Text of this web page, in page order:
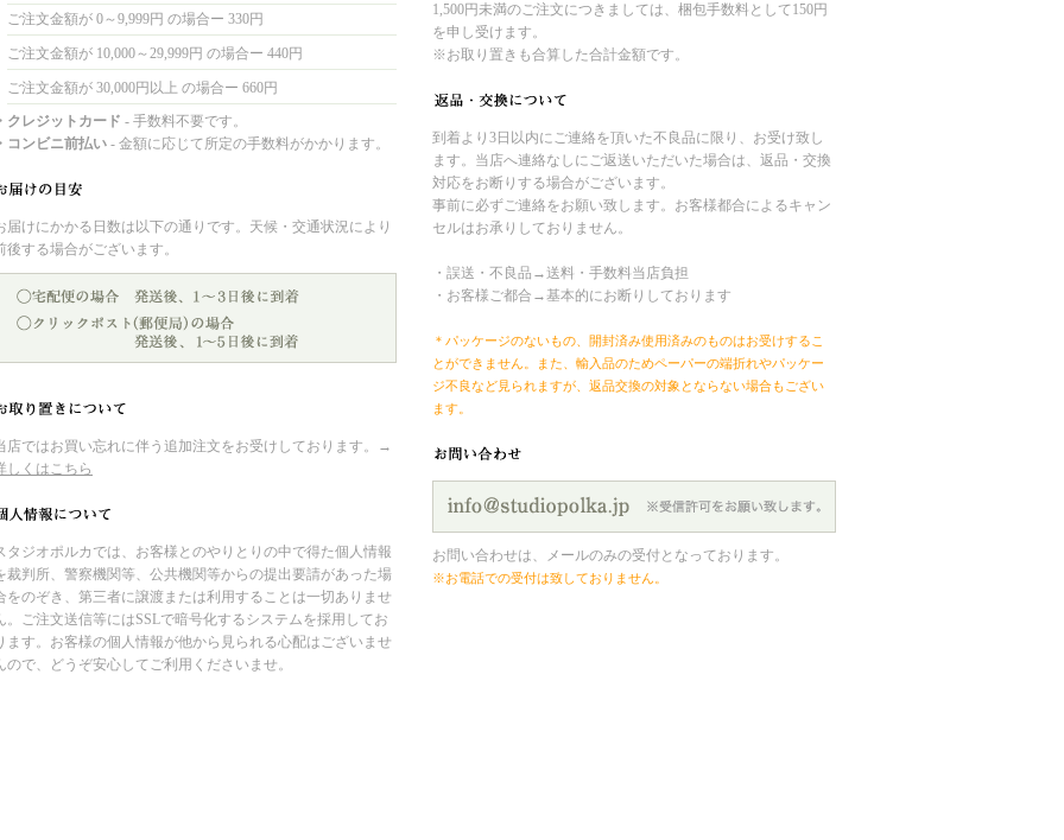
ご注文金額が 0～9,999円 の場合ー 330円
ご注文金額が 10,000～29,999円 の場合ー 440円
ご注文金額が 30,000円以上 の場合ー 660円
クレジットカード - 手数料不要です。
コンビニ前払い - 金額に応じて所定の手数料がかかります。
届けにかかる日数は以下の通りです。天候・交通状況により
後する場合がございます。
店ではお買い忘れに伴う追加注文をお受けしております。→
しくはこちら
タジオポルカでは、お客様とのやりとりの中で得た個人情報
裁判所、警察機関等、公共機関等からの提出要請があった場
をのぞき、第三者に譲渡または利用することは一切ありませ
。ご注文送信等にはSSLで暗号化するシステムを採用してお
ます。お客様の個人情報が他から見られる心配はございませ
ので、どうぞ安心してご利用くださいませ。
1,500円未満のご注文につきましては、梱包手数料として150円
を申し受けます。
※お取り置きも合算した合計金額です。
到着より3日以内にご連絡を頂いた不良品に限り、お受け致し
ます。当店へ連絡なしにご返送いただいた場合は、返品・交換
対応をお断りする場合がございます。
事前に必ずご連絡をお願い致します。お客様都合によるキャン
セルはお承りしておりません。
・誤送・不良品→送料・手数料当店負担
・お客様ご都合→基本的にお断りしております
＊パッケージのないもの、開封済み使用済みのものはお受けするこ
とができません。また、輸入品のためペーパーの端折れやパッケー
ジ不良など見られますが、返品交換の対象とならない場合もござい
ます。
お問い合わせは、メールのみの受付となっております。
※お電話での受付は致しておりません。